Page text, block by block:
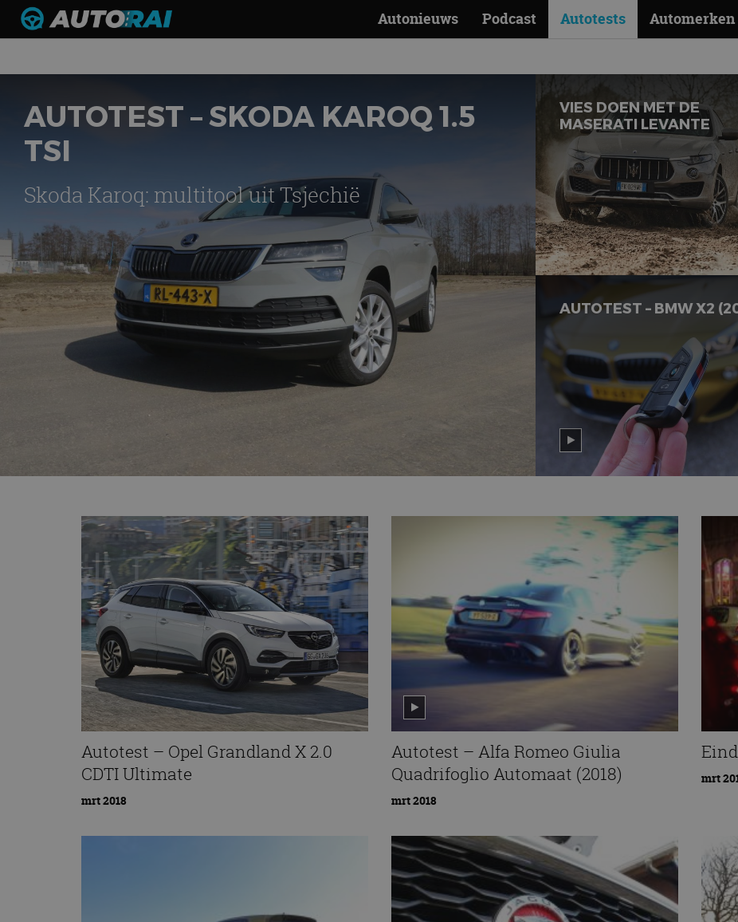
Autonieuws Podcast Autotests Automerken
AUTOTESTS
AUTOTEST – SKODA KAROQ 1.5
TSI
Skoda Karoq: multitool uit Tsjechië
VIES DOEN MET DE
MASERATI LEVANTE
AUTOTEST – BMW X2
Autotest – Opel Grandland X 2.0
CDTI Ultimate
mrt 2018
Autotest – Alfa Romeo Giulia
Quadrifoglio Automaat (2018)
mrt 2018
mrt